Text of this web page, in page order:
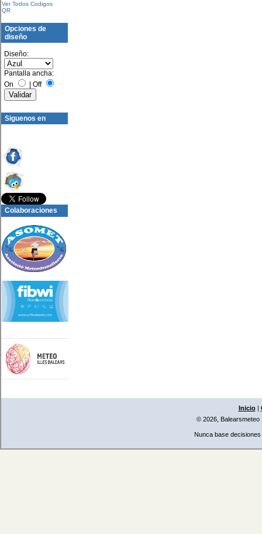
Ver Todos Codigos
QR
Opciones de
diseño
Diseño:
Pantalla ancha:
On
Off
Siguenos en
Colaboraciones
Inicio|
© 2026, Balearsmeteo
Nunca base